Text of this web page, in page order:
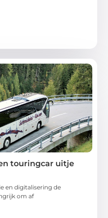
touringcar uitje
en digitalisering de
om af